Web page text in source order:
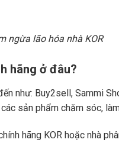
ngừa lão hóa nhà KOR
hãng ở đâu?
như: Buy2sell, Sammi
sản phẩm chăm sóc,
hãng KOR hoặc nhà